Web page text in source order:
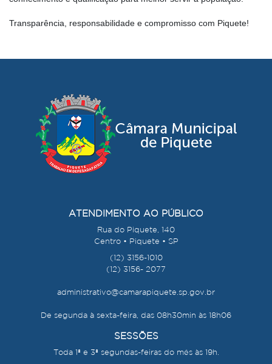
Transparência, responsabilidade e compromisso com Piquete!
ATENDIMENTO AO PÚBLICO
Rua do Piquete, 140
Centro • Piquete • SP
(12) 3156-1010
(12) 3156- 2077
administrativo@camarapiquete.sp.gov.br
De segunda à sexta-feira, das 08h30min às 18h06
SESSÕES
Toda 1ª e 3ª segundas-feiras do mês às 19h.